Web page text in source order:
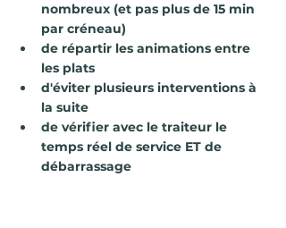
nombreux (et pas plus de 15 min
par créneau)
de répartir les animations entre
les plats
d'éviter plusieurs interventions à
la suite
de vérifier avec le traiteur le
temps réel de service ET de
débarrassage